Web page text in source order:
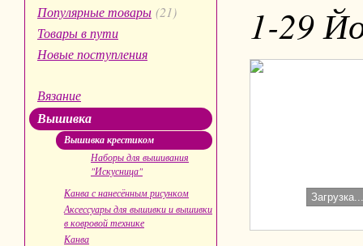
Популярные товары (21)
Товары в пути
Новые поступления
Вязание
Вышивка
Вышивка крестиком
Наборы для вышивания
"Искусница"
Канва с нанесённым рисунком
Аксессуары для вышивки и вышивки
в ковровой технике
Канва
1-29